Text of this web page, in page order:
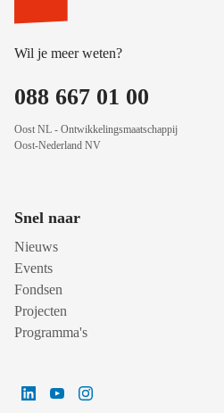
Wil je meer weten?
088 667 01 00
Oost NL - Ontwikkelingsmaatschappij
Oost-Nederland NV
Snel naar
Nieuws
Events
Fondsen
Projecten
Programma's